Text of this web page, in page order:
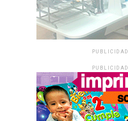
PUBLICIDAD
PUBLICIDAD